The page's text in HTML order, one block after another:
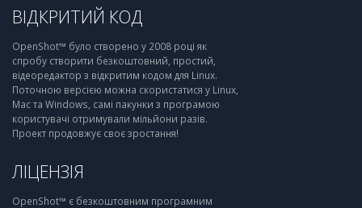
ВІДКРИТИЙ КОД
OpenShot™ було створено у 2008 році як
спробу створити безкоштовний, простий,
відеоредактор з відкритим кодом для Linux.
Поточною версією можна скористатися у Linux,
Mac та Windows, самі пакунки з програмою
користувачі отримували мільйони разів.
Проект продовжує своє зростання!
ЛІЦЕНЗІЯ
OpenShot™ є безкоштовним програмним